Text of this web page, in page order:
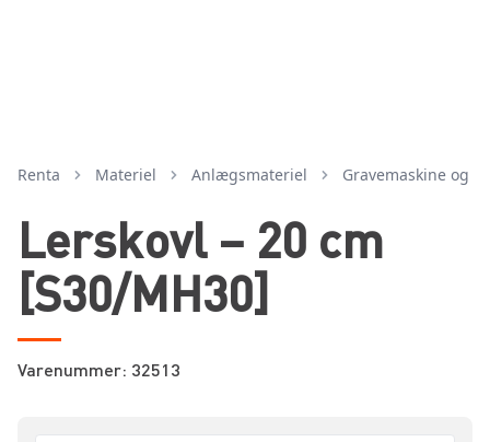
Renta Materiel anlægsmateriel gravemaskine og
Lerskovl – 20 cm
[S30/MH30]
Varenummer: 32513